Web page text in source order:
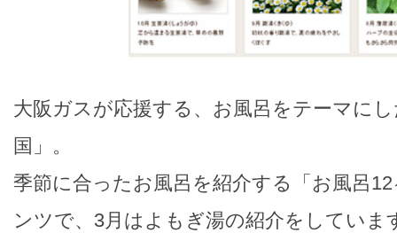
大阪ガスが応援する、お風呂をテーマに
国」。
季節に合ったお風呂を紹介する「お風呂
ンツで、3月はよもぎ湯の紹介をしていま